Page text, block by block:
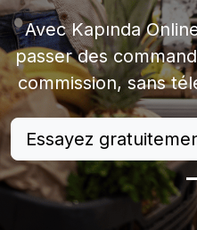
Avec Kapında
passer des
commission, sans
Essayez